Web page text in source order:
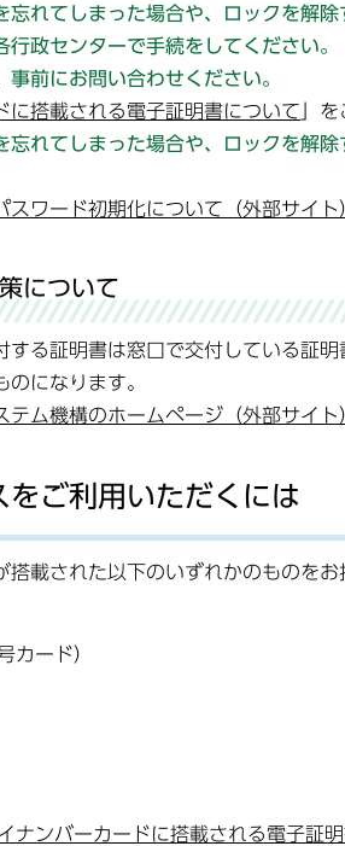
忘れてしまった場合や、ロックを解
行政センターで手続をしてください。
前にお問い合わせください。
に搭載される電子証明書について 」
忘れてしまった場合や、ロックを解
スワード初期化について（外部サイト
について
する証明書は窓口で交付している証
になります。
テム機構のホームページ（外部サイト
ご利用いただくには
搭載された以下のいずれかのものを
カード）
ナンバーカードに搭載される電子証